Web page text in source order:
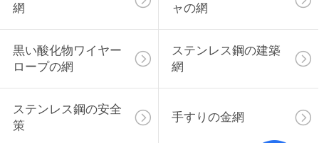
ス
引
用
を
網
ャの網
黒い酸化物ワイヤー
ロープの網
ステンレス鋼の建築
網
ステンレス鋼の安全
策
手すりの金網